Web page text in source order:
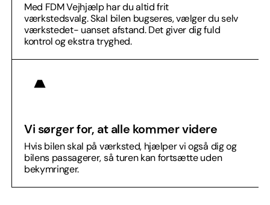
Med FDM Vejhjælp har du altid frit
værkstedsvalg. Skal bilen bugseres, vælger du selv
værkstedet- uanset afstand. Det giver dig fuld
kontrol og ekstra tryghed.
Vi sørger for, at alle kommer videre
Hvis bilen skal på værksted, hjælper vi også dig og
bilens passagerer, så turen kan fortsætte uden
bekymringer.